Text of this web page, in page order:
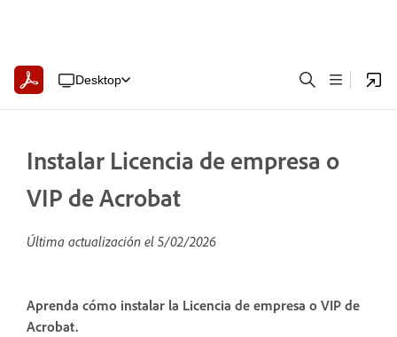
Desktop
Instalar Licencia de empresa o
VIP de Acrobat
Última actualización el 5/02/2026
Aprenda cómo instalar la Licencia de empresa o VIP de
Acrobat.